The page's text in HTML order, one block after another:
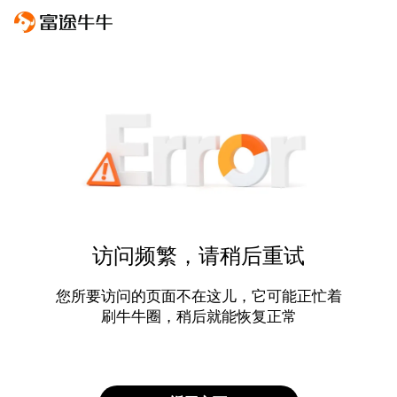
访问频繁，请稍后重试
您所要访问的页面不在这儿，它可能正忙着
刷牛牛圈，稍后就能恢复正常